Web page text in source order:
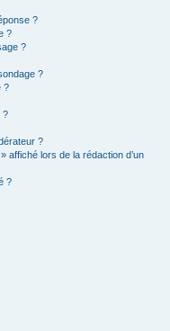
?
?
?
?
?
?
?
affiché lors de la rédaction d’un
?